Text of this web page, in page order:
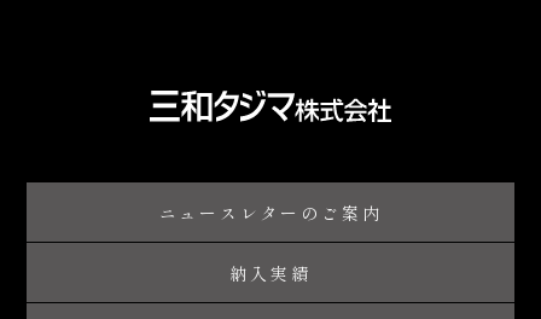
ニュースレターのご案内
納入実績